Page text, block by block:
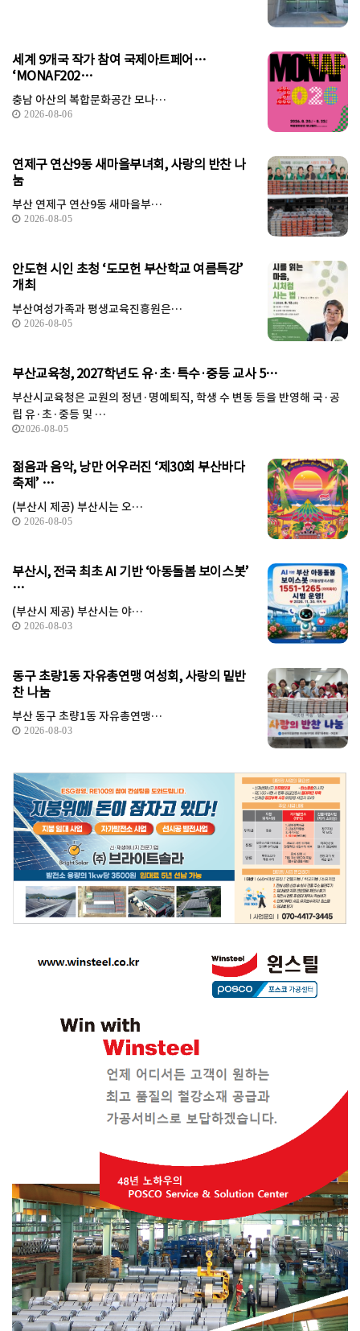
세계 9개국 작가 참여 국제아트페어…
‘MONAF202…
충남 아산의 복합문화공간 모나…
2026-08-06
연제구 연산9동 새마을부녀회, 사랑의 반찬 나
눔
부산 연제구 연산9동 새마을부…
2026-08-05
안도현 시인 초청 ‘도모헌 부산학교 여름특강’
개최
부산여성가족과 평생교육진흥원은…
2026-08-05
부산교육청, 2027학년도 유·초·특수·중등 교사 5…
부산시교육청은 교원의 정년·명예퇴직, 학생 수 변동 등을 반영해 국·공
립 유·초·중등 및 …
2026-08-05
젊음과 음악, 낭만 어우러진 ‘제30회 부산바다
축제’ …
(부산시 제공) 부산시는 오…
2026-08-05
부산시, 전국 최초 AI 기반 ‘아동돌봄 보이스봇’
…
(부산시 제공) 부산시는 야…
2026-08-03
동구 초량1동 자유총연맹 여성회, 사랑의 밑반
찬 나눔
부산 동구 초량1동 자유총연맹…
2026-08-03